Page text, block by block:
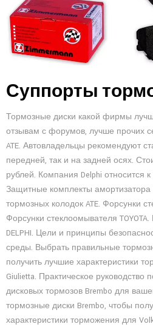
Суппорты
Тормозные диски какой фирмы
отзывам с форумов, лучше прочих
ATE. Автовладельцы рекомендуют
передней, так и на задней осях.
рублей. Компания Delphi относится
Защитные комплекты амортизатора
тормозных колодок ATE. Форсунки
Форсунки стеклоомывателя
DELPHI. Цели и принципы
среды. Выбрать правильные
получить лучшие характеристики
Giulietta. Практическое
дисковых тормозов Brembo для
тормозные диски Brembo, чтобы
характеристики торможения для